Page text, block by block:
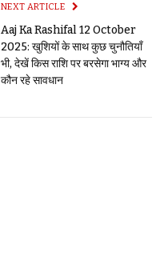
NEXT ARTICLE
Aaj Ka Rashifal 12 October
2025: खुशियों के साथ कुछ चुनौतियाँ
भी, देखें किस राशि पर बरसेगा भाग्य और
कौन रहे सावधान